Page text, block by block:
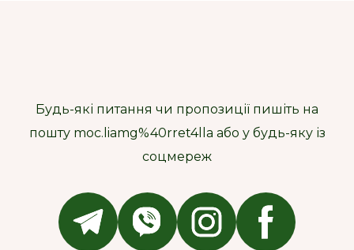
Будь-які питання чи пропозиції пишіть на
пошту moc.liamg%40rret4lla або у будь-яку із
соцмереж